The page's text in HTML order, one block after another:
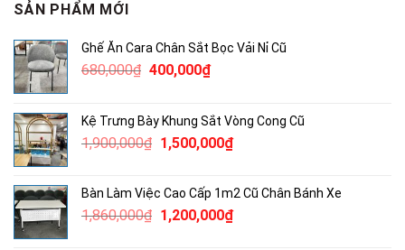
SẢN PHẨM MỚI
Ghế Ăn Cara Chân Sắt Bọc Vải Nỉ Cũ
680,000₫ Giá
680,000₫.
400,000₫Giá
là:
400,000₫.
Kệ Trưng Bày Khung Sắt Vòng Cong Cũ
1,900,000₫ Giá
1,900,000₫.
1,500,000₫Giá
là:
1,500,000₫.
Bàn Làm Việc Cao Cấp 1m2 Cũ Chân Bánh Xe
1,860,000₫ Giá
1,200,000₫Giá